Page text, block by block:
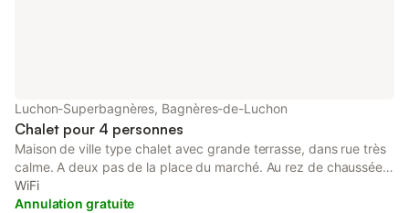
Luchon-Superbagnères, Bagnères-de-Luchon
Chalet pour 4 personnes
Maison de ville type chalet avec grande terrasse, dans rue très
calme. A deux pas de la place du marché. Au rez de chaussée :
petite cuisine donnant sur le séjour, chambre et salle d'eau avec
wc A l'étage : une chambre avec deux lits en 90 et une pièce
WiFi
Annulation gratuite